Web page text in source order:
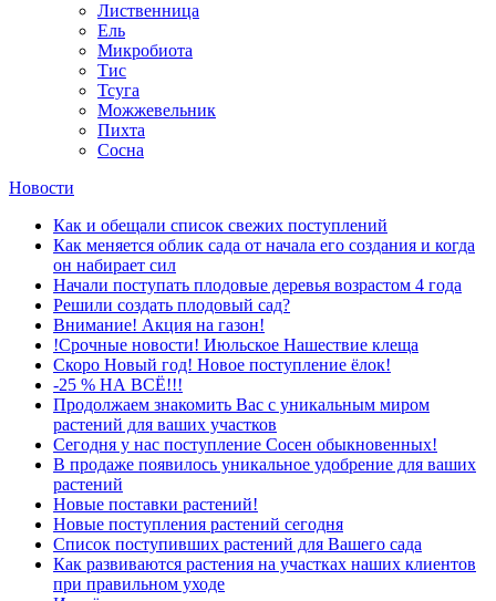
Лиственница
Ель
Микробиота
Тис
Тсуга
Можжевельник
Пихта
Сосна
Новости
Как и обещали список свежих поступлений
Как меняется облик сада от начала его создания и когда
он набирает сил
Начали поступать плодовые деревья возрастом 4 года
Решили создать плодовый сад?
Внимание! Акция на газон!
!Срочные новости! Июльское Нашествие клеща
Скоро Новый год! Новое поступление ёлок!
-25 % НА ВСЁ!!!
Продолжаем знакомить Вас с уникальным миром
растений для ваших участков
Сегодня у нас поступление Сосен обыкновенных!
В продаже появилось уникальное удобрение для ваших
растений
Новые поставки растений!
Новые поступления растений сегодня
Список поступивших растений для Вашего сада
Как развиваются растения на участках наших клиентов
при правильном уходе